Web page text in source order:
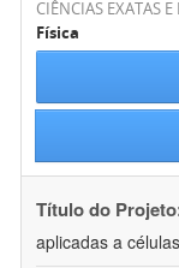
CIÊNCIAS EXATAS E
Física
Título do
aplicadas a